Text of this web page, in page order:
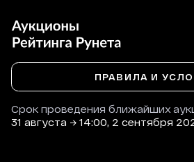
Срок проведения ближайших
31 августа → 14:00, 2 сентября
ПРАВИЛА И